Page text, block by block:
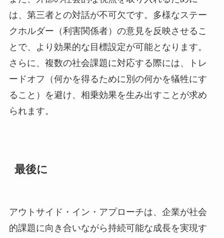
は、第三者との対話が不可欠です。多様なステー
クホルダー（利害関係者）の意見を反映させるこ
とで、より効果的な目標設定が可能となります。
さらに、複数の社会課題に対応する際には、トレ
ードオフ（何かを得るために別の何かを犠牲にす
ること）を避け、相乗効果を生み出すことが求め
られます。
最後に
アウトサイド・イン・アプローチは、企業が社会
的課題に向き合いながら持続可能な成長を実現す